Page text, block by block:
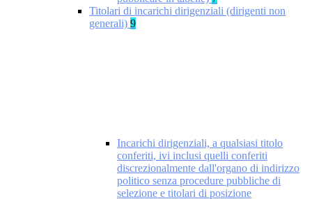
Titolari di incarichi dirigenziali (dirigenti non
generali) 9
Incarichi dirigenziali, a qualsiasi titolo
conferiti, ivi inclusi quelli conferiti
discrezionalmente dall'organo di indirizzo
politico senza procedure pubbliche di
selezione e titolari di posizione